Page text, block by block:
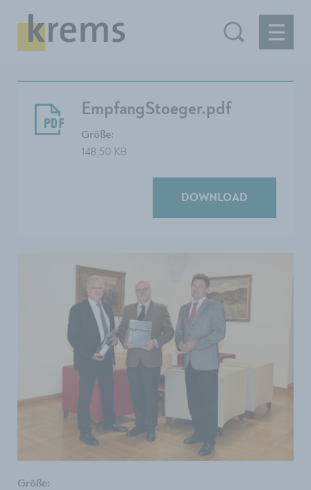
EmpfangStoeger.pdf
Größe:
148.50 KB
DOWNLOAD
Größe: